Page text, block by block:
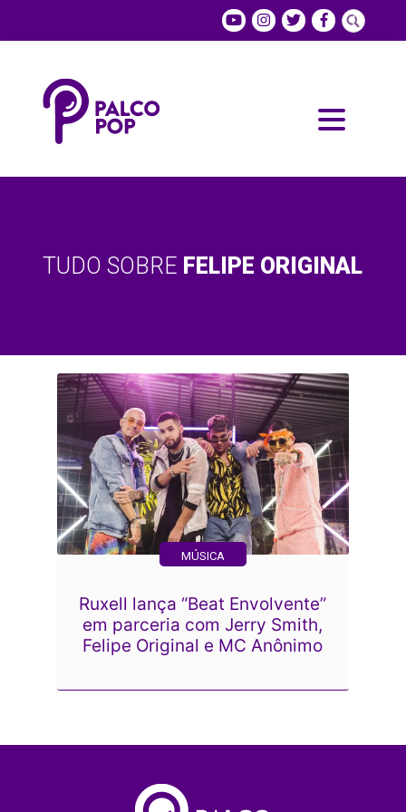
TUDO SOBRE FELIPE ORIGINAL
MÚSICA
Ruxell lança “Beat Envolvente”
em parceria com Jerry Smith,
Felipe Original e MC Anônimo